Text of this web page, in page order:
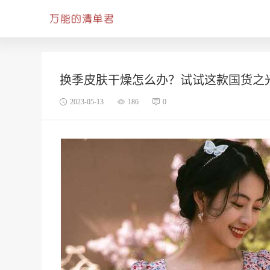
换季皮肤干燥怎么办？试试这款国货之
2023-05-13 186 0